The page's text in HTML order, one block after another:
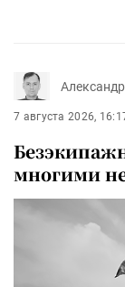
7 августа 2026,
многими